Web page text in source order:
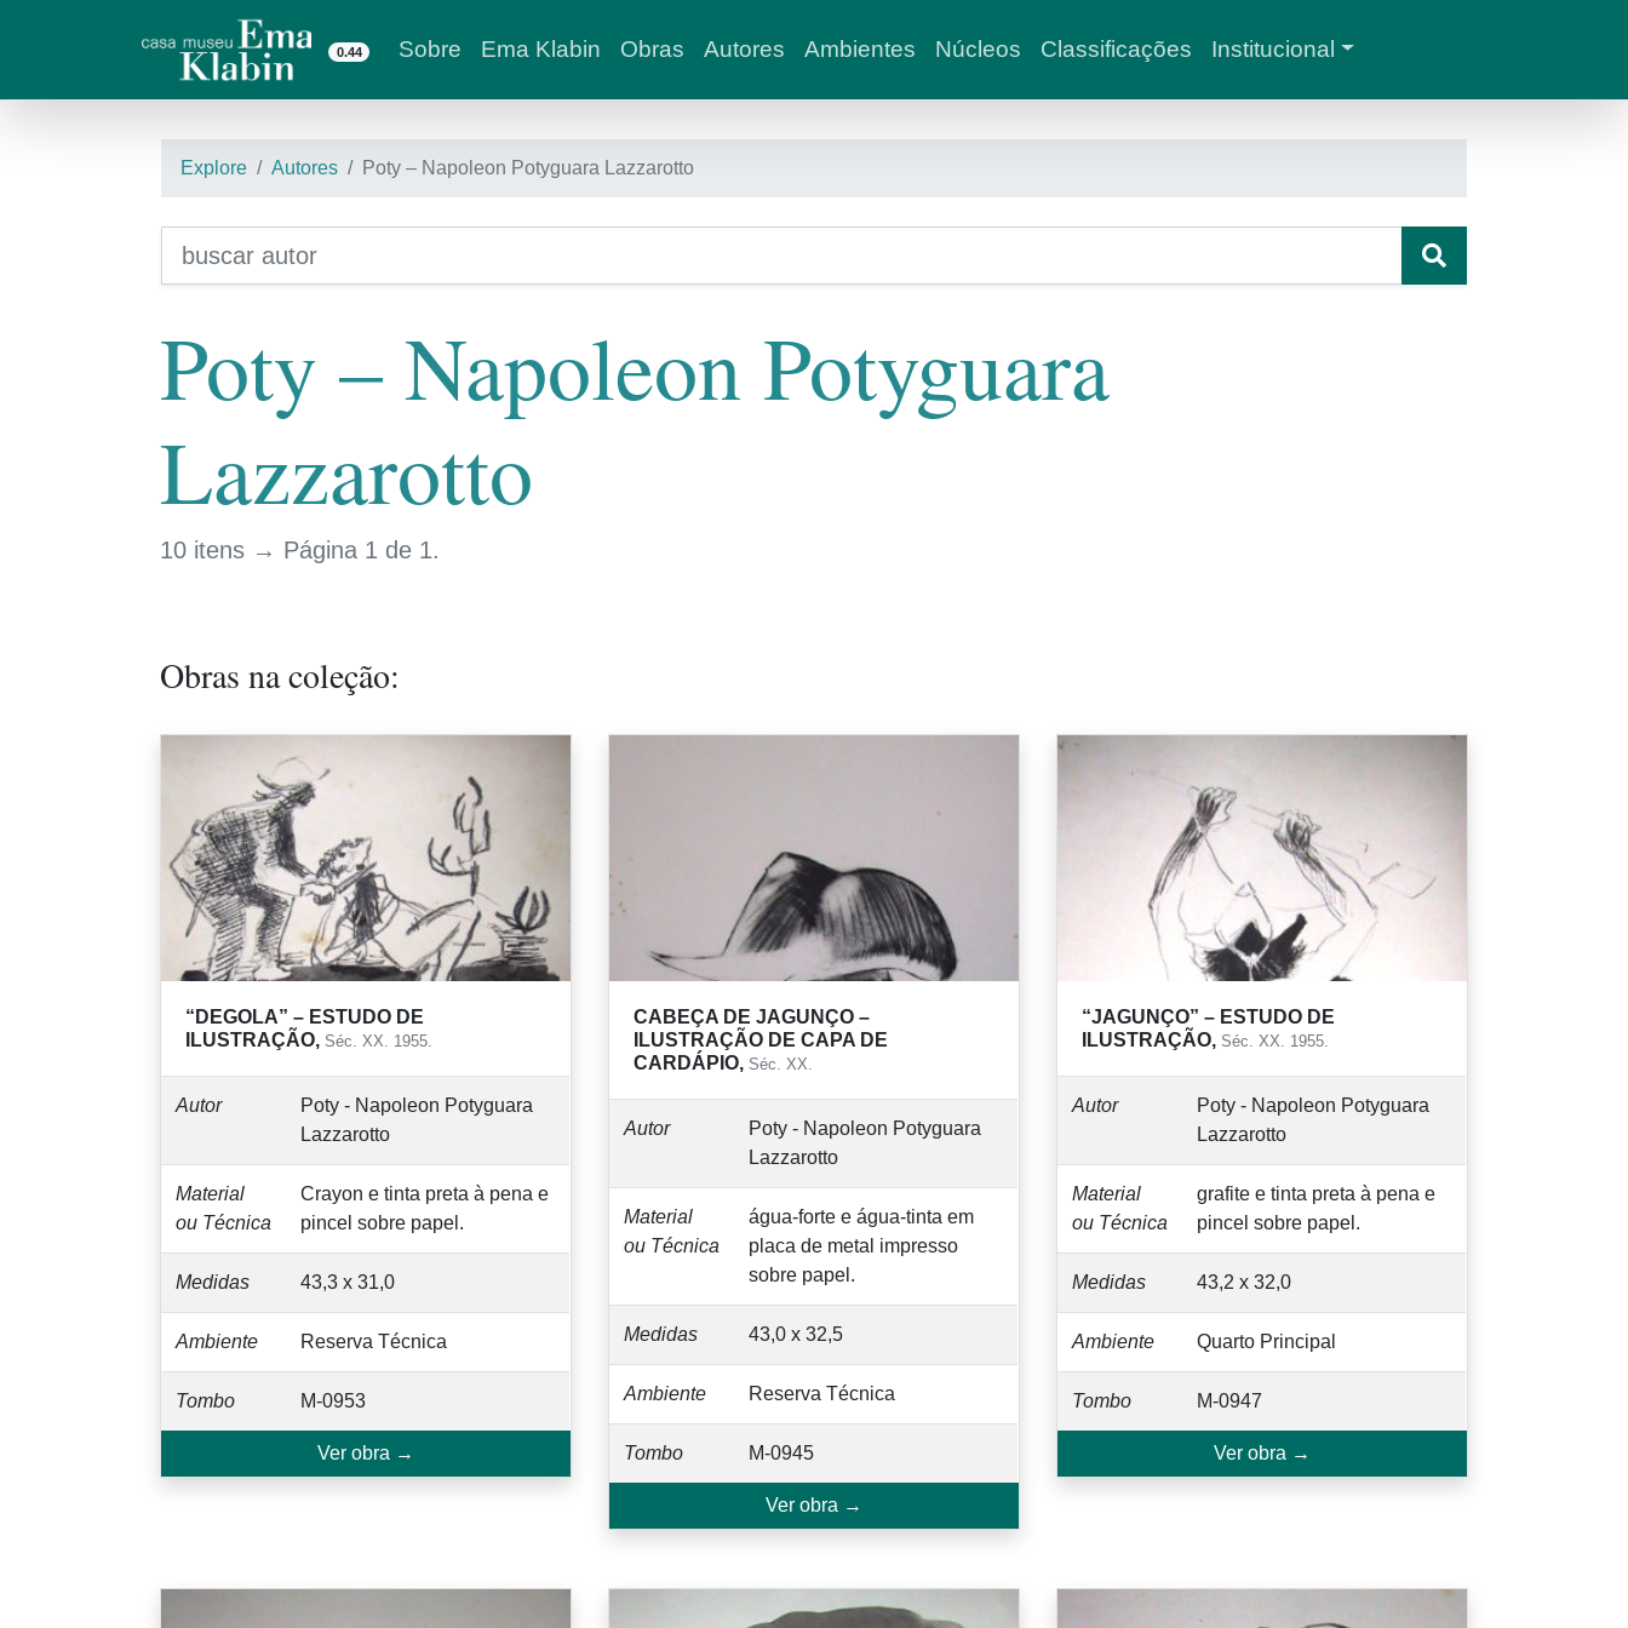
0.44 Sobre Ema Klabin Obras Autores Ambientes Núcleos Classificações Institucional
Explore Autores Poty – Napoleon Potyguara Lazzarotto
Poty – Napoleon Potyguara
Lazzarotto
10 itens → Página 1 de 1.
Obras na coleção:
“DEGOLA” – ESTUDO DE
ILUSTRAÇÃO, Séc. XX. 1955.
Autor
Poty - Napoleon Potyguara
Lazzarotto
Material
ou Técnica
Crayon e tinta preta à pena e
pincel sobre papel.
Medidas 43,3 x 31,0
Ambiente Reserva Técnica
Tombo M-0953
Ver obra →
CABEÇA DE JAGUNÇO –
ILUSTRAÇÃO DE CAPA DE
CARDÁPIO, Séc. XX.
Autor
Poty - Napoleon Potyguara
Lazzarotto
Material
ou Técnica
água-forte e água-tinta em
placa de metal impresso
sobre papel.
Medidas 43,0 x 32,5
Ambiente Reserva Técnica
Tombo M-0945
Ver obra →
“JAGUNÇO” – ESTUDO DE
ILUSTRAÇÃO, Séc. XX. 1955.
Autor
Poty - Napoleon Potyguara
Lazzarotto
Material
ou Técnica
grafite e tinta preta à pena e
pincel sobre papel.
Medidas 43,2 x 32,0
Ambiente Quarto Principal
Tombo M-0947
Ver obra →